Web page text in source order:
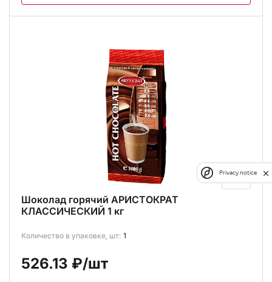
Шоколад горячий АРИСТОКРАТ
КЛАССИЧЕСКИЙ 1 кг
Количество в упаковке, шт: 1
526.13 ₽/шт
Privacy notice